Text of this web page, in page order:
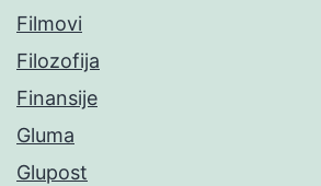
Filmovi
Filozofija
Finansije
Gluma
Glupost